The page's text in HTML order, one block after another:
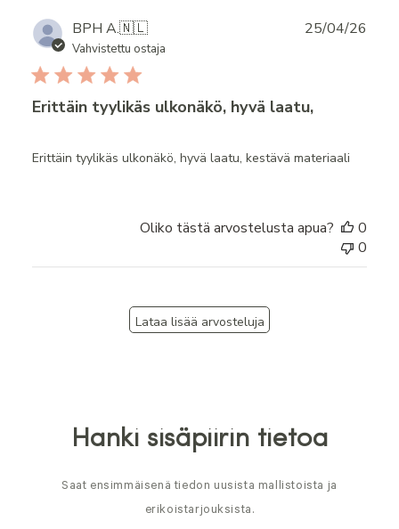
BPH A.🇳🇱
Vahvistettu ostaja
Erittäin tyylikäs ulkonäkö, hyvä laatu,
Erittäin tyylikäs ulkonäkö, hyvä laatu, kestävä materiaali
25/04/26
Oliko tästä arvostelusta apua?
0
0
Lataa lisää arvosteluja
Hanki sisäpiirin tietoa
Saat ensimmäisenä tiedon uusista mallistoista ja
erikoistarjouksista.